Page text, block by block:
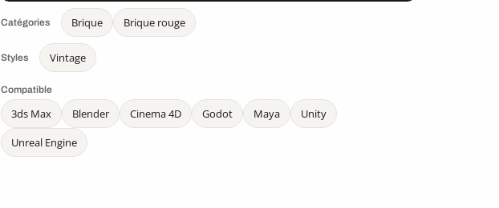
Catégories Brique Brique rouge
Styles Vintage
Compatible
3ds Max Blender Cinema 4D Godot Maya
Unity
Unreal Engine